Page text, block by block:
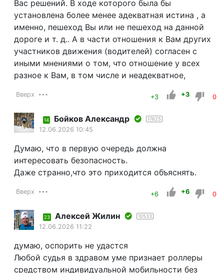
Вас решений. В ходе которого была бы
установлена более менее адекватная истина , а
именно, пешеход Вы или не пешеход на данной
дороге и т. д.. А в части отношения к Вам других
участников движения (водителей) согласен с
иными мнениями о том, что отношение у всех
разное к Вам, в том числе и неадекватное,
Вверх +3 +3 0
14 Бойков Александр 17625
12.06.2026 10:45
Думаю, что в первую очередь должна
интересовать безопасность.
Даже странно,что это приходится объяснять.
Вверх +6 +6 0
23 Алексей Жилин 10533
12.06.2026 11:22
думаю, оспорить не удастся
Любой судья в здравом уме признает роллеры
средством индивидуальной мобильности без